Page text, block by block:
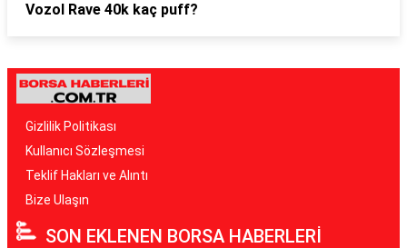
Vozol Rave 40k kaç puff?
Gizlilik Politikası
Kullanıcı Sözleşmesi
Teklif Hakları ve Alıntı
Bize Ulaşın
SON EKLENEN BORSA HABERLERİ